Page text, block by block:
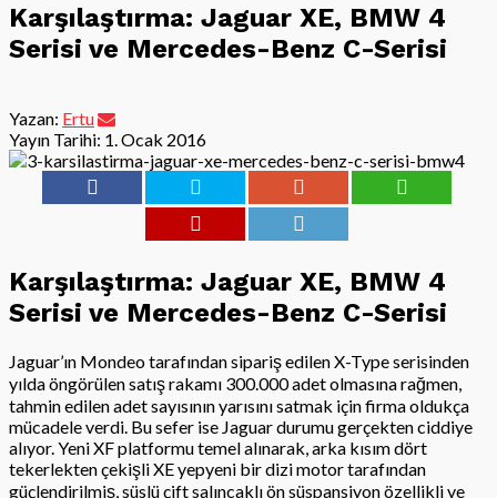
Karşılaştırma: Jaguar XE, BMW 4
Serisi ve Mercedes-Benz C-Serisi
Yazan: Ertu
Yayın Tarihi: 1. Ocak 2016
Karşılaştırma: Jaguar XE, BMW 4
Serisi ve Mercedes-Benz C-Serisi
Jaguar’ın Mondeo tarafından sipariş edilen X-Type serisinden
yılda öngörülen satış rakamı 300.000 adet olmasına rağmen,
tahmin edilen adet sayısının yarısını satmak için firma oldukça
mücadele verdi. Bu sefer ise Jaguar durumu gerçekten ciddiye
alıyor. Yeni XF platformu temel alınarak, arka kısım dört
tekerlekten çekişli XE yepyeni bir dizi motor tarafından
güçlendirilmiş, süslü çift salıncaklı ön süspansiyon özellikli ve